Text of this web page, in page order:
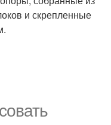
и скрепленные